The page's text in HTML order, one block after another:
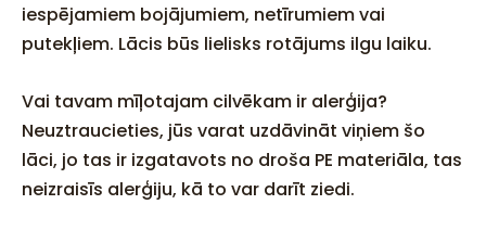
iespējamiem bojājumiem, netīrumiem vai
putekļiem. Lācis būs lielisks rotājums ilgu laiku.
Vai tavam mīļotajam cilvēkam ir alerģija?
Neuztraucieties, jūs varat uzdāvināt viņiem šo
lāci, jo tas ir izgatavots no droša PE materiāla, tas
neizraisīs alerģiju, kā to var darīt ziedi.